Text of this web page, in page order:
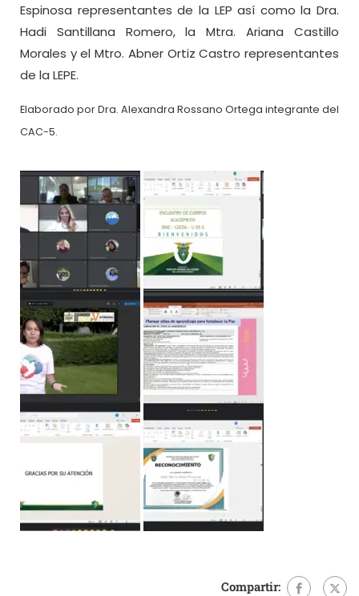
Espinosa representantes de la LEP así como la Dra.
Hadi Santillana Romero, la Mtra. Ariana Castillo
Morales y el Mtro. Abner Ortiz Castro representantes
de la LEPE.
Elaborado por Dra. Alexandra Rossano Ortega integrante del
CAC-5.
Compartir: